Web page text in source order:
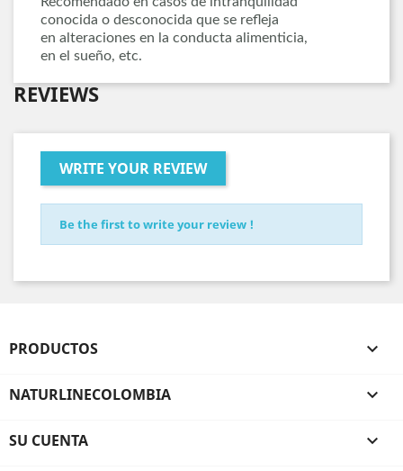
conocida o desconocida que se reﬂeja
en alteraciones en la conducta alimenticia,
en el sueño, etc.
REVIEWS
WRITE YOUR REVIEW
Be the first to write your review !
PRODUCTOS 
NATURLINECOLOMBIA 
SU CUENTA 